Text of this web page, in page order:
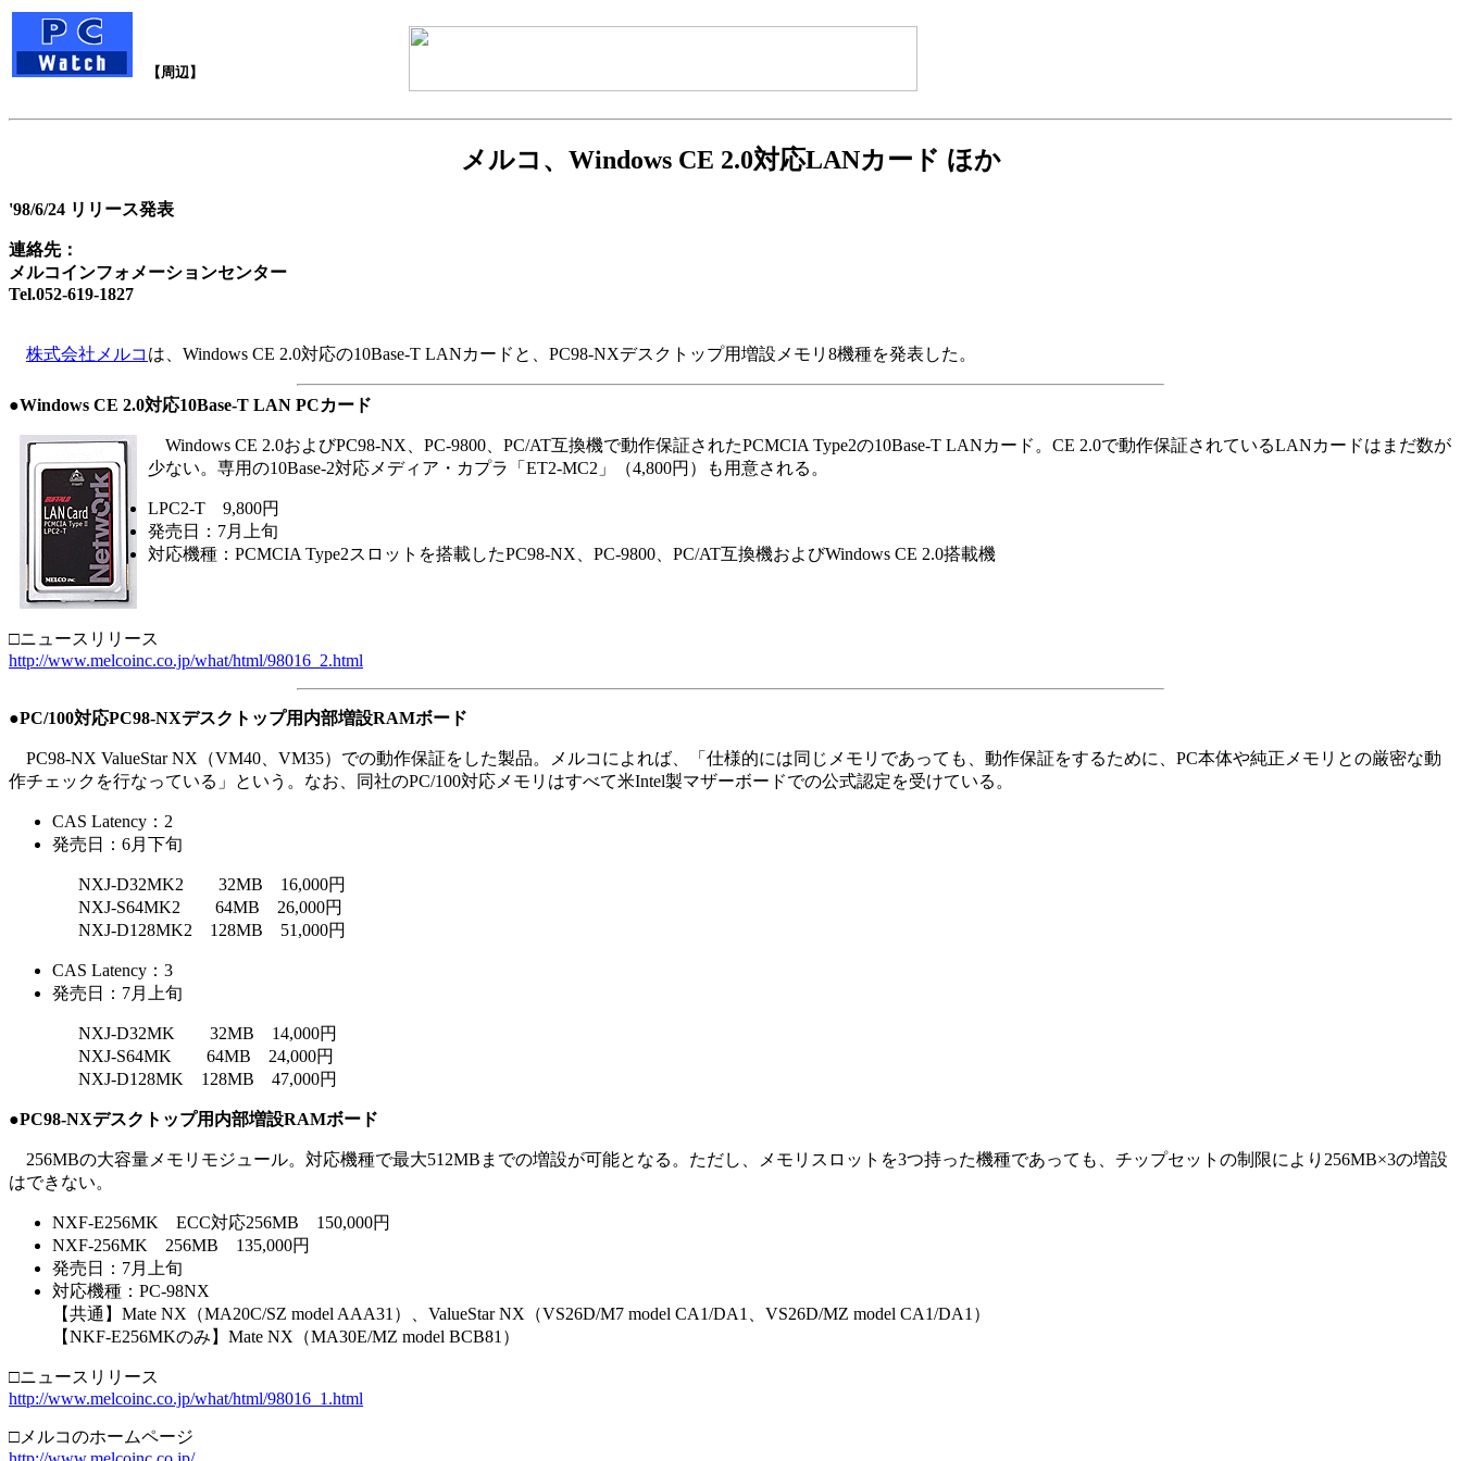
【周辺】
メルコ、Windows CE 2.0対応LANカード ほか
'98/6/24 リリース発表
連絡先：
メルコインフォメーションセンター
Tel.052-619-1827
株式会社メルコ は、Windows CE 2.0対応の10Base-T LANカードと、PC98-NXデスクトップ用増設メモリ8機種を発表した。
●Windows CE 2.0対応10Base-T LAN PCカード
Windows CE 2.0およびPC98-NX、PC-9800、PC/AT互換機で動作保証されたPCMCIA Type2の10Base-T LANカード。CE 2.0で動作保証されているLANカードはまだ数が
少ない。専用の10Base-2対応メディア・カプラ「ET2-MC2」（4,800円）も用意される。
LPC2-T 9,800円
発売日：7月上旬
対応機種：PCMCIA Type2スロットを搭載したPC98-NX、PC-9800、PC/AT互換機およびWindows CE 2.0搭載機
□ニュースリリース
http://www.melcoinc.co.jp/what/html/98016_2.html
●PC/100対応PC98-NXデスクトップ用内部増設RAMボード
PC98-NX ValueStar NX（VM40、VM35）での動作保証をした製品。メルコによれば、「仕様的には同じメモリであっても、動作保証をするために、PC本体や純正メモリとの厳密な動
作チェックを行なっている」という。なお、同社のPC/100対応メモリはすべて米Intel製マザーボードでの公式認定を受けている。
CAS Latency：2
発売日：6月下旬
NXJ-D32MK2 32MB 16,000円
NXJ-S64MK2 64MB 26,000円
NXJ-D128MK2 128MB 51,000円
CAS Latency：3
発売日：7月上旬
NXJ-D32MK 32MB 14,000円
NXJ-S64MK 64MB 24,000円
NXJ-D128MK 128MB 47,000円
●PC98-NXデスクトップ用内部増設RAMボード
256MBの大容量メモリモジュール。対応機種で最大512MBまでの増設が可能となる。ただし、メモリスロットを3つ持った機種であっても、チップセットの制限により256MB×3の増設
はできない。
NXF-E256MK ECC対応256MB 150,000円
NXF-256MK 256MB 135,000円
発売日：7月上旬
対応機種：PC-98NX
【共通】Mate NX（MA20C/SZ model AAA31）、ValueStar NX（VS26D/M7 model CA1/DA1、VS26D/MZ model CA1/DA1）
【NKF-E256MKのみ】Mate NX（MA30E/MZ model BCB81）
□ニュースリリース
http://www.melcoinc.co.jp/what/html/98016_1.html
□メルコのホームページ